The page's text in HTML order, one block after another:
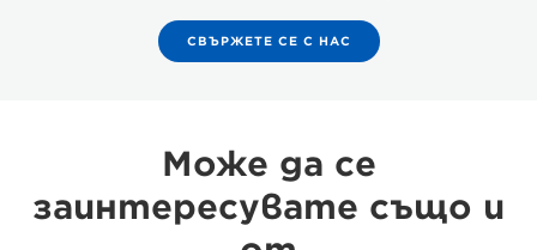
СВЪРЖЕТЕ СЕ С НАС
Може да се
заинтересувате също и